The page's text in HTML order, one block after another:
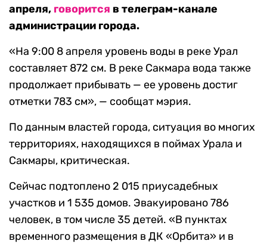
апреля, говорится в телеграм-канале
администрации города.
«На 9:00 8 апреля уровень воды в реке Урал
составляет 872 см. В реке Сакмара вода также
продолжает прибывать — ее уровень достиг
отметки 783 см», — сообщат мэрия.
По данным властей города, ситуация во многих
территориях, находящихся в поймах Урала и
Сакмары, критическая.
Сейчас подтоплено 2 015 приусадебных
участков и 1 535 домов. Эвакуировано 786
человек, в том числе 35 детей. «В пунктах
временного размещения в ДК «Орбита» и в